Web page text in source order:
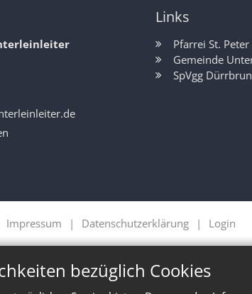
bezüglich Cookies
Links
Pfarrei St.
Gemeinde
SpVgg
Impressum Datenschutzerklärung Login